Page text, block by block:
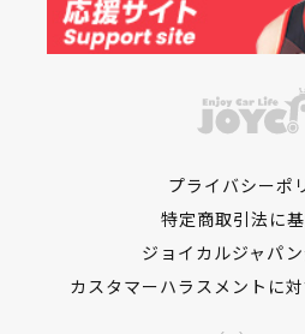
プライバシーポ
特定商取引法に
ジョイカルジャパ
カスタマーハラスメントに